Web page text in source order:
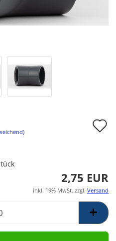
2,75 EUR
inkl. 19% MwSt. zzgl. Versand